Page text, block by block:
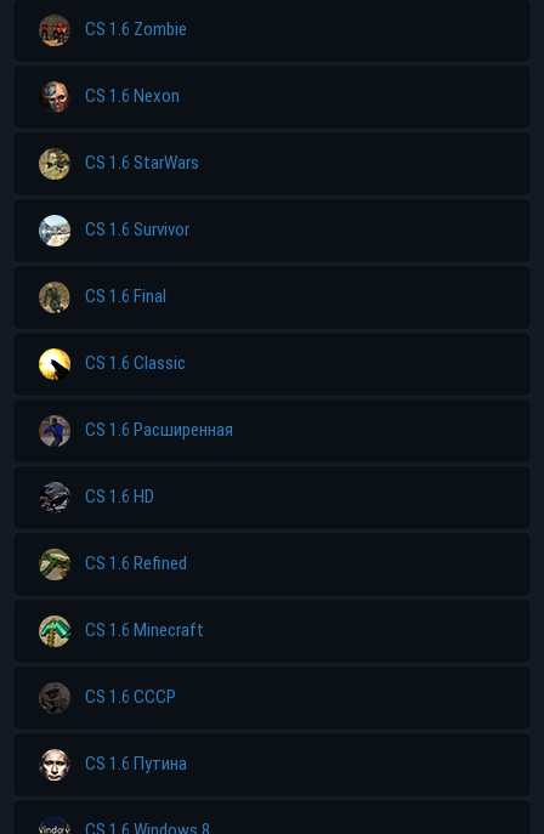
CS 1.6 Zombie
CS 1.6 Nexon
CS 1.6 StarWars
CS 1.6 Survivor
CS 1.6 Final
CS 1.6 Classic
CS 1.6 Расширенная
CS 1.6 HD
CS 1.6 Refined
CS 1.6 Minecraft
CS 1.6 CCCP
CS 1.6 Путина